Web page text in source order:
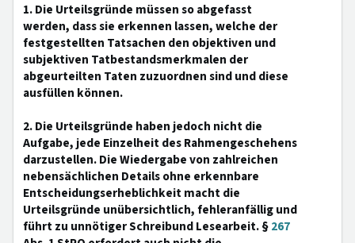
1. Die Urteilsgründe müssen so abgefasst
werden, dass sie erkennen lassen, welche der
festgestellten Tatsachen den objektiven und
subjektiven Tatbestandsmerkmalen der
abgeurteilten Taten zuzuordnen sind und diese
ausfüllen können.
2. Die Urteilsgründe haben jedoch nicht die
Aufgabe, jede Einzelheit des Rahmengeschehens
darzustellen. Die Wiedergabe von zahlreichen
nebensächlichen Details ohne erkennbare
Entscheidungserheblichkeit macht die
Urteilsgründe unübersichtlich, fehleranfällig und
führt zu unnötiger Schreibund Lesearbeit. §267